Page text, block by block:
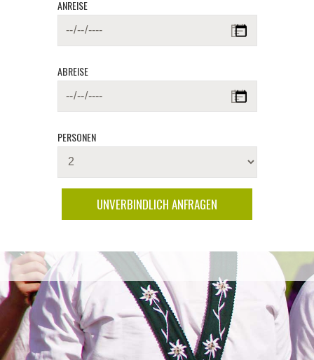
ANREISE
ABREISE
PERSONEN
UNVERBINDLICH ANFRAGEN